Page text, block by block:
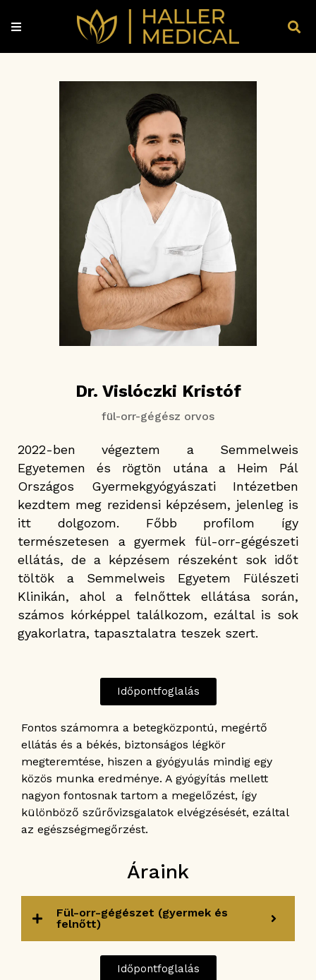
Dr. Vislóczki Kristóf
fül-orr-gégész orvos
2022-ben végeztem a Semmelweis
Egyetemen és rögtön utána a Heim Pál
Országos Gyermekgyógyászati Intézetben
kezdtem meg rezidensi képzésem, jelenleg is
itt dolgozom. Főbb profilom így
természetesen a gyermek fül-orr-gégészeti
ellátás, de a képzésem részeként sok időt
töltök a Semmelweis Egyetem Fülészeti
Klinikán, ahol a felnőttek ellátása során,
számos kórképpel találkozom, ezáltal is sok
gyakorlatra, tapasztalatra teszek szert.
Időpontfoglalás
Fontos számomra a betegközpontú, megértő
ellátás és a békés, biztonságos légkör
megteremtése, hiszen a gyógyulás mindig egy
közös munka eredménye. A gyógyítás mellett
nagyon fontosnak tartom a megelőzést, így
különböző szűrővizsgalatok elvégzésését, ezáltal
az egészségmegőrzést.
Áraink
Fül-orr-gégészet (gyermek és
felnőtt)
Időpontfoglalás